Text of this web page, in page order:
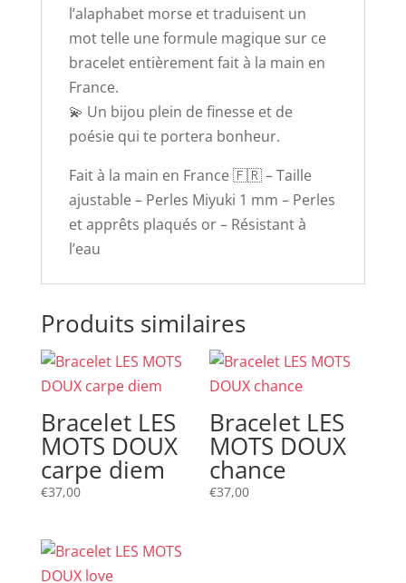
l’alaphabet morse et traduisent un
mot telle une formule magique sur ce
bracelet entièrement fait à la main en
France.
💫 Un bijou plein de finesse et de
poésie qui te portera bonheur.
Fait à la main en France ​🇫🇷​ – Taille
ajustable – Perles Miyuki 1 mm – Perles
et apprêts plaqués or – Résistant à
l’eau
Produits similaires
Bracelet LES
MOTS DOUX
carpe diem
€37,00
Bracelet LES
MOTS DOUX
chance
€37,00